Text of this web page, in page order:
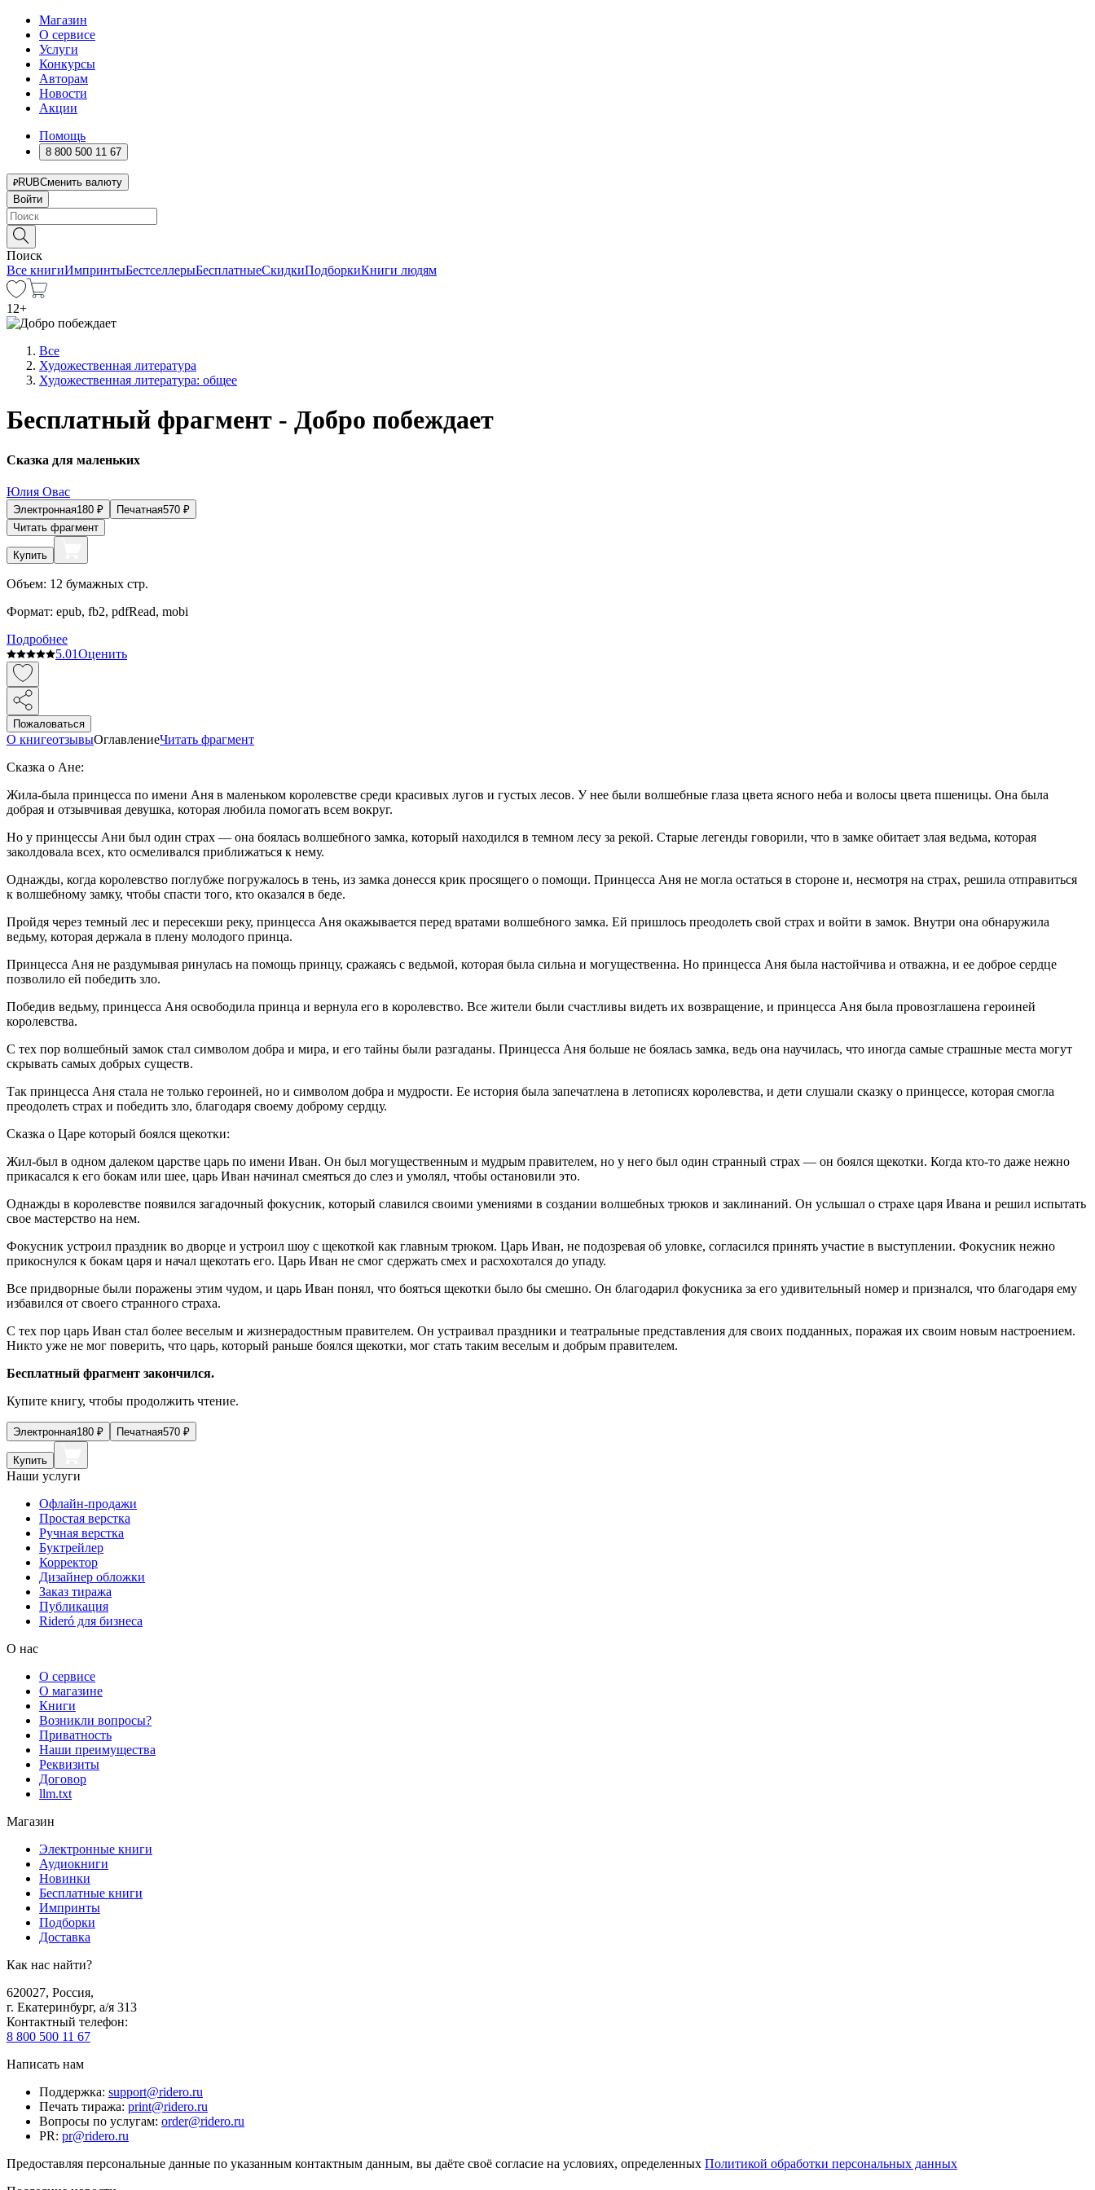
Магазин
О сервисе
Услуги
Конкурсы
Авторам
Новости
Акции
Помощь
8 800 500 11 67
RUBСменить валюту
Войти
Поиск
Все книгиИмпринтыБестселлерыБесплатныеСкидкиПодборкиКниги людям
12+
Все
Художественная литература
Художественная литература: общее
Бесплатный фрагмент - Добро побеждает
Сказка для маленьких
Юлия Овас
Электронная180 ₽ Печатная570 ₽
Читать фрагмент
Купить
Объем: 12 бумажных стр.
Формат: epub, fb2, pdfRead, mobi
Подробнее
5.01Оценить
Пожаловаться
О книгеотзывыОглавлениеЧитать фрагмент
Сказка о Ане:
Жила-была принцесса по имени Аня в маленьком королевстве среди красивых лугов и густых лесов. У нее были волшебные глаза цвета ясного неба и волосы цвета пшеницы. Она была
добрая и отзывчивая девушка, которая любила помогать всем вокруг.
Но у принцессы Ани был один страх — она боялась волшебного замка, который находился в темном лесу за рекой. Старые легенды говорили, что в замке обитает злая ведьма, которая
заколдовала всех, кто осмеливался приближаться к нему.
Однажды, когда королевство поглубже погружалось в тень, из замка донесся крик просящего о помощи. Принцесса Аня не могла остаться в стороне и, несмотря на страх, решила отправиться
к волшебному замку, чтобы спасти того, кто оказался в беде.
Пройдя через темный лес и пересекши реку, принцесса Аня окажывается перед вратами волшебного замка. Ей пришлось преодолеть свой страх и войти в замок. Внутри она обнаружила
ведьму, которая держала в плену молодого принца.
Принцесса Аня не раздумывая ринулась на помощь принцу, сражаясь с ведьмой, которая была сильна и могущественна. Но принцесса Аня была настойчива и отважна, и ее доброе сердце
позволило ей победить зло.
Победив ведьму, принцесса Аня освободила принца и вернула его в королевство. Все жители были счастливы видеть их возвращение, и принцесса Аня была провозглашена героиней
королевства.
С тех пор волшебный замок стал символом добра и мира, и его тайны были разгаданы. Принцесса Аня больше не боялась замка, ведь она научилась, что иногда самые страшные места могут
скрывать самых добрых существ.
Так принцесса Аня стала не только героиней, но и символом добра и мудрости. Ее история была запечатлена в летописях королевства, и дети слушали сказку о принцессе, которая смогла
преодолеть страх и победить зло, благодаря своему доброму сердцу.
Сказка о Царе который боялся щекотки:
Жил-был в одном далеком царстве царь по имени Иван. Он был могущественным и мудрым правителем, но у него был один странный страх — он боялся щекотки. Когда кто-то даже нежно
прикасался к его бокам или шее, царь Иван начинал смеяться до слез и умолял, чтобы остановили это.
Однажды в королевстве появился загадочный фокусник, который славился своими умениями в создании волшебных трюков и заклинаний. Он услышал о страхе царя Ивана и решил испытать
свое мастерство на нем.
Фокусник устроил праздник во дворце и устроил шоу с щекоткой как главным трюком. Царь Иван, не подозревая об уловке, согласился принять участие в выступлении. Фокусник нежно
прикоснулся к бокам царя и начал щекотать его. Царь Иван не смог сдержать смех и расхохотался до упаду.
Все придворные были поражены этим чудом, и царь Иван понял, что бояться щекотки было бы смешно. Он благодарил фокусника за его удивительный номер и признался, что благодаря ему
избавился от своего странного страха.
С тех пор царь Иван стал более веселым и жизнерадостным правителем. Он устраивал праздники и театральные представления для своих подданных, поражая их своим новым настроением.
Никто уже не мог поверить, что царь, который раньше боялся щекотки, мог стать таким веселым и добрым правителем.
Бесплатный фрагмент закончился.
Купите книгу, чтобы продолжить чтение.
Электронная180 ₽ Печатная570 ₽
Купить
Наши услуги
Офлайн-продажи
Простая верстка
Ручная верстка
Буктрейлер
Корректор
Дизайнер обложки
Заказ тиража
Публикация
Rideró для бизнеса
О нас
О сервисе
О магазине
Книги
Возникли вопросы?
Приватность
Наши преимущества
Реквизиты
Договор
llm.txt
Магазин
Электронные книги
Аудиокниги
Новинки
Бесплатные книги
Импринты
Подборки
Доставка
Как нас найти?
620027, Россия,
г. Екатеринбург, а/я 313
Контактный телефон:
8 800 500 11 67
Написать нам
Поддержка: support@ridero.ru
Печать тиража: print@ridero.ru
Вопросы по услугам: order@ridero.ru
PR: pr@ridero.ru
Предоставляя персональные данные по указанным контактным данным, вы даёте своё согласие на условиях, определенных Политикой обработки персональных данных